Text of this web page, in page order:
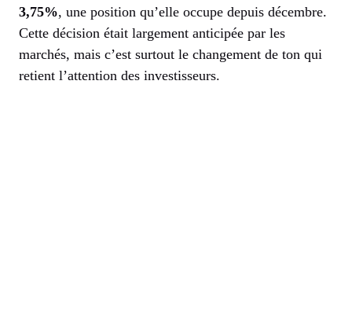
3,75%, une position qu’elle occupe depuis décembre.
Cette décision était largement anticipée par les
marchés, mais c’est surtout le changement de ton qui
retient l’attention des investisseurs.